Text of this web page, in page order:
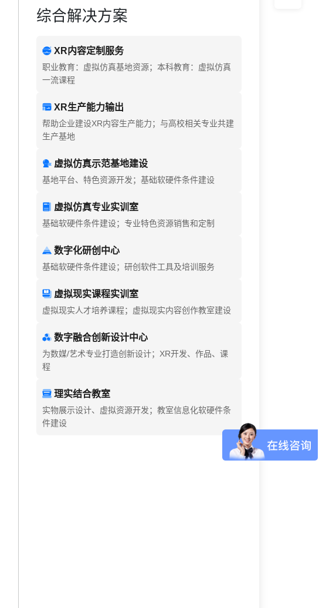
综合解决方案
XR内容定制服务
职业教育：虚拟仿真基地资源；本科教育：虚拟仿真
一流课程
XR生产能力输出
帮助企业建设XR内容生产能力；与高校相关专业共建
生产基地
虚拟仿真示范基地建设
基地平台、特色资源开发；基础软硬件条件建设
虚拟仿真专业实训室
基础软硬件条件建设；专业特色资源销售和定制
数字化研创中心
基础软硬件条件建设；研创软件工具及培训服务
虚拟现实课程实训室
虚拟现实人才培养课程；虚拟现实内容创作教室建设
数字融合创新设计中心
为数媒/艺术专业打造创新设计；XR开发、作品、课
程
理实结合教室
实物展示设计、虚拟资源开发；教室信息化软硬件条
件建设